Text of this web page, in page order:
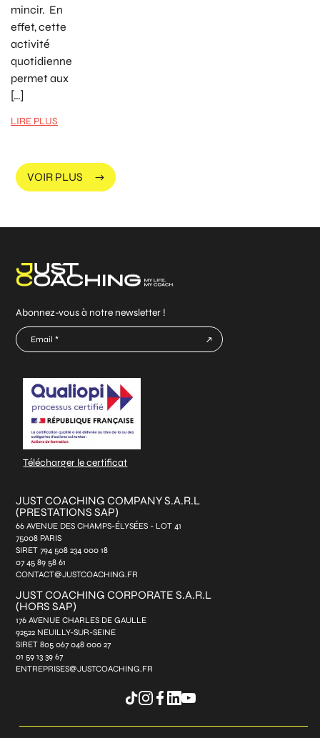
mincir. En
effet, cette
activité
quotidienne
permet aux
[…]
LIRE PLUS
VOIR PLUS
Abonnez-vous à notre newsletter !
E-
mail
*
Télécharger le certificat
JUST COACHING COMPANY S.A.R.L
(PRESTATIONS SAP)
66 AVENUE DES CHAMPS-ÉLYSÉES - LOT 41
75008 PARIS
SIRET 794 508 234 000 18
07 45 89 58 61
CONTACT@JUSTCOACHING.FR
JUST COACHING CORPORATE S.A.R.L
(HORS SAP)
176 AVENUE CHARLES DE GAULLE
92522 NEUILLY-SUR-SEINE
SIRET 805 067 048 000 27
01 59 13 39 67
ENTREPRISES@JUSTCOACHING.FR